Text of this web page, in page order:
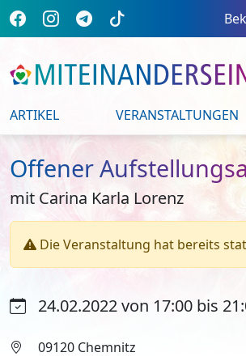
ARTIKEL VERANSTALTUNGEN
Offener
mit Carina Karla Lorenz
Die Veranstaltung hat bereits
24.02.2022 von 17:00 bis
09120 Chemnitz